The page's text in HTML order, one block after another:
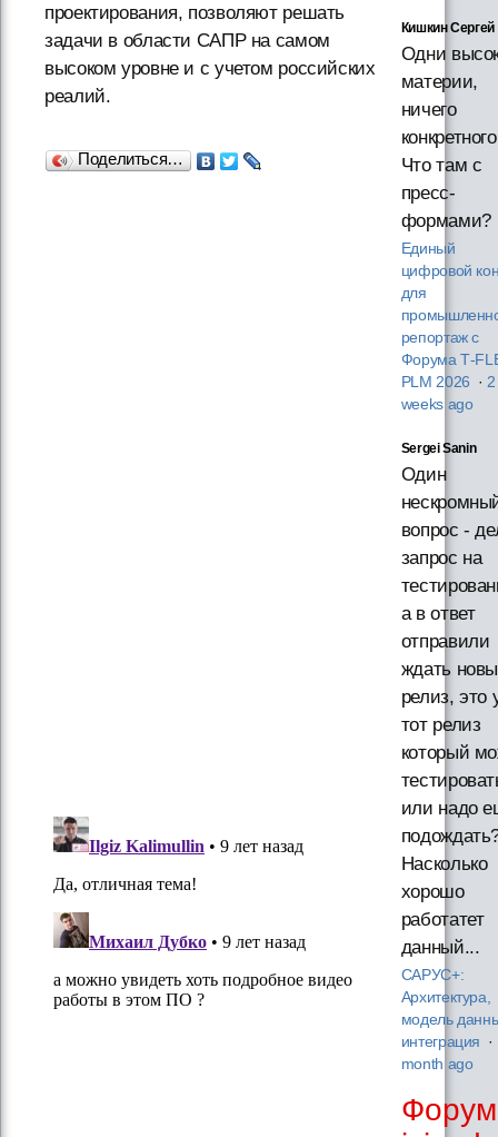
проектирования, позволяют решать
задачи в области САПР на самом
высоком уровне и с учетом российских
реалий.
Поделиться…
Кишкин Сергей
Одни
материи,
ничего
Что там с
пресс-
формами?
Единый
цифровой
для
репортаж с
Форума
PLM 2026 · 2
weeks ago
Sergei Sanin
Один
вопрос -
запрос на
а в ответ
отправили
ждать
релиз, это
тот релиз
который
или надо
Насколько
хорошо
работатет
данный...
САРУС+:
Архитектура,
модель
интеграция ·
month ago